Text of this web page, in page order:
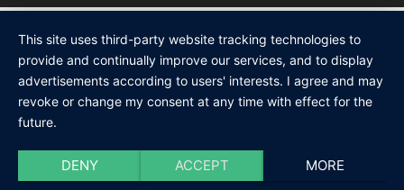
This site uses third-party website tracking technologies to
provide and continually improve our services, and to display
advertisements according to users' interests. I agree and may
revoke or change my consent at any time with effect for the
future.
DENY ACCEPT MORE